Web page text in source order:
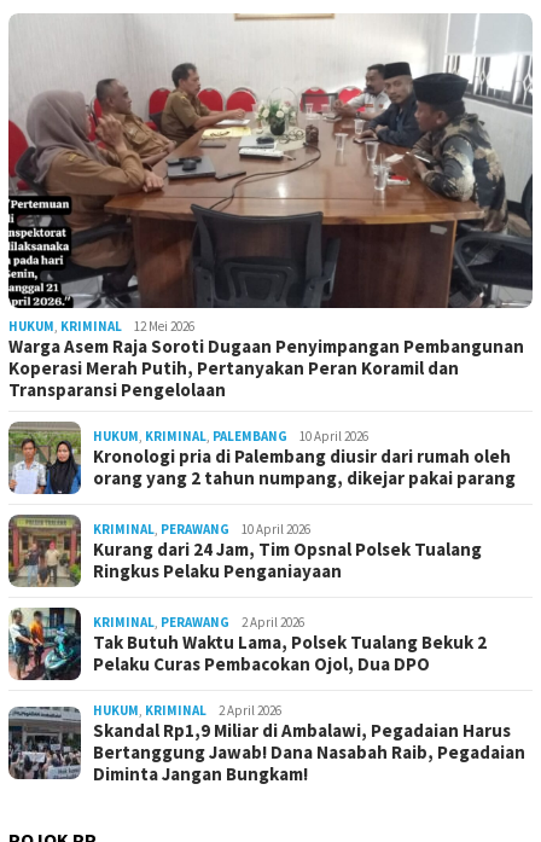
HUKUM, KRIMINAL 12 Mei 2026
Warga Asem Raja Soroti Dugaan Penyimpangan Pembangunan
Koperasi Merah Putih, Pertanyakan Peran Koramil dan
Transparansi Pengelolaan
HUKUM, KRIMINAL, PALEMBANG 10 April 2026
Kronologi pria di Palembang diusir dari rumah oleh
orang yang 2 tahun numpang, dikejar pakai parang
KRIMINAL, PERAWANG 10 April 2026
Kurang dari 24 Jam, Tim Opsnal Polsek Tualang
Ringkus Pelaku Penganiayaan
KRIMINAL, PERAWANG 2 April 2026
Tak Butuh Waktu Lama, Polsek Tualang Bekuk 2
Pelaku Curas Pembacokan Ojol, Dua DPO
HUKUM, KRIMINAL 2 April 2026
Skandal Rp1,9 Miliar di Ambalawi, Pegadaian Harus
Bertanggung Jawab! Dana Nasabah Raib, Pegadaian
Diminta Jangan Bungkam!